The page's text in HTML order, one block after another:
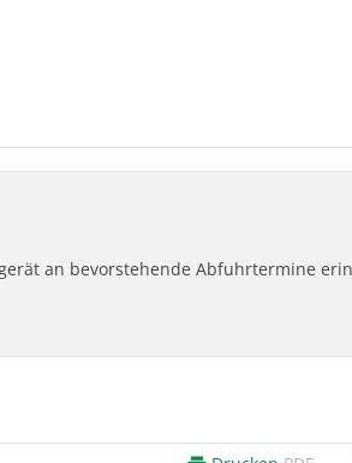
an bevorstehende Abfuhrtermine